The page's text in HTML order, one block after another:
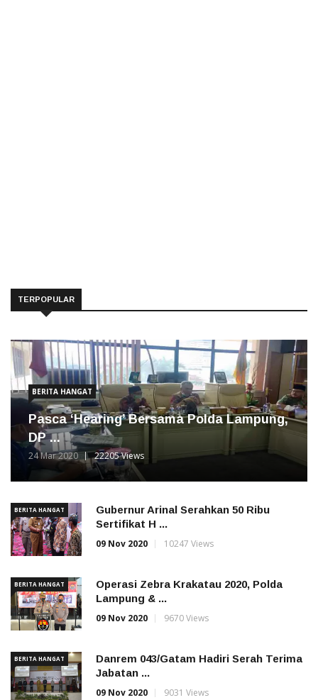
TERPOPULAR
BERITA HANGAT
Pasca ‘Hearing’ Bersama Polda Lampung,
DP ...
24 Mar 2020 22205 Views
BERITA HANGAT
Gubernur Arinal Serahkan 50 Ribu
Sertifikat H ...
09 Nov 2020
10247 Views
BERITA HANGAT
Operasi Zebra Krakatau 2020, Polda
Lampung & ...
09 Nov 2020
9670 Views
BERITA HANGAT
Danrem 043/Gatam Hadiri Serah Terima
Jabatan ...
09 Nov 2020
9031 Views